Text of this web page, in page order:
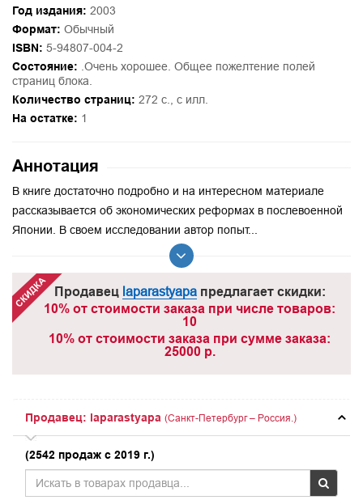
Год издания: 2003
Формат: Обычный
ISBN: 5-94807-004-2
Состояние: .Очень хорошее. Общее пожелтение полей
страниц блока.
Количество страниц: 272 с., с илл.
На остатке: 1
Аннотация
В книге достаточно подробно и на интересном материале
рассказывается об экономических реформах в послевоенной
Японии. В своем исследовании автор попыт...
Продавец laparastyapaпредлагает скидки:
10% от стоимости заказа при числе товаров:
10
10% от стоимости заказа при сумме заказа:
25000 р.
Продавец: laparastyapa (Санкт-Петербург – Россия.)
(2542 продаж с 2019 г.)